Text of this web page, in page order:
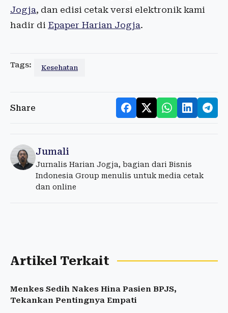
Jogja, dan edisi cetak versi elektronik kami
hadir di Epaper Harian Jogja.
Tags: Kesehatan
Share
Jumali
Jurnalis Harian Jogja, bagian dari Bisnis
Indonesia Group menulis untuk media cetak
dan online
Artikel Terkait
Menkes Sedih Nakes Hina Pasien BPJS,
Tekankan Pentingnya Empati